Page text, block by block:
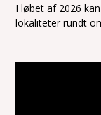
I løbet af 2026
lokaliteter rundt